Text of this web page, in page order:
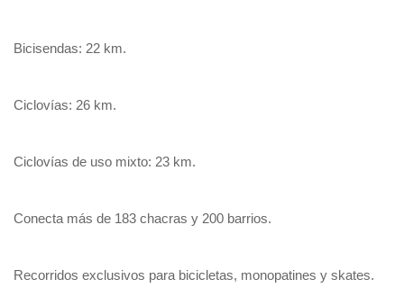
Bicisendas: 22 km.
Ciclovías: 26 km.
Ciclovías de uso mixto: 23 km.
Conecta más de 183 chacras y 200 barrios.
Recorridos exclusivos para bicicletas, monopatines y skates.